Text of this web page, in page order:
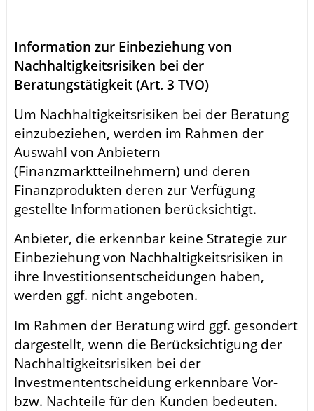
Information zur Einbeziehung von
Nachhaltigkeitsrisiken bei der
Beratungstätigkeit (Art. 3 TVO)
Um Nachhaltigkeitsrisiken bei der Beratung
einzubeziehen, werden im Rahmen der
Auswahl von Anbietern
(Finanzmarktteilnehmern) und deren
Finanzprodukten deren zur Verfügung
gestellte Informationen berücksichtigt.
Anbieter, die erkennbar keine Strategie zur
Einbeziehung von Nachhaltigkeitsrisiken in
ihre Investitionsentscheidungen haben,
werden ggf. nicht angeboten.
Im Rahmen der Beratung wird ggf. gesondert
dargestellt, wenn die Berücksichtigung der
Nachhaltigkeitsrisiken bei der
Investmententscheidung erkennbare Vor-
bzw. Nachteile für den Kunden bedeuten.